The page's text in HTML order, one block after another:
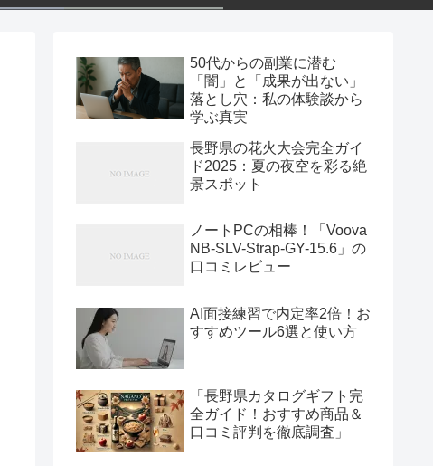
50代からの副業に潜む
「闇」と「成果が出ない」
落とし穴：私の体験談から
学ぶ真実
長野県の花火大会完全ガイ
ド2025：夏の夜空を彩る絶
景スポット
ノートPCの相棒！「Voova
NB-SLV-Strap-GY-15.6」の
口コミレビュー
AI面接練習で内定率2倍！お
すすめツール6選と使い方
「長野県カタログギフト完
全ガイド！おすすめ商品＆
口コミ評判を徹底調査」